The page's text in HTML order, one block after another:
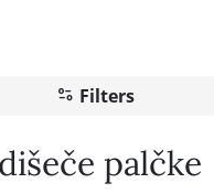
Filters
palčke